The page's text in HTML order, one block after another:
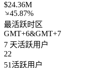
$24.36M
45.87%
最活跃时区
GMT+6&GMT+7
7 天活跃用户
22
51活跃用户